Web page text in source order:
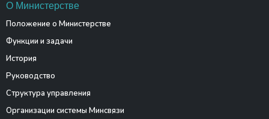
О Министерстве
Положение о Министерстве
Функции и задачи
История
Руководство
Структура управления
Организации системы Минсвязи